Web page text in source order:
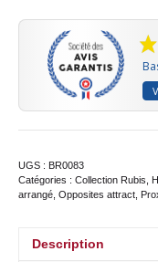
UGS : BR0083
Catégories : Collection Rubis
arrangé Opposites attract
Description